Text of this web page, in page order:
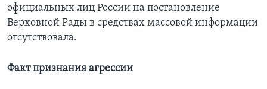
официальных лиц России на постановление
Верховной Рады в средствах массовой информации
отсутствовала.
Факт признания агрессии